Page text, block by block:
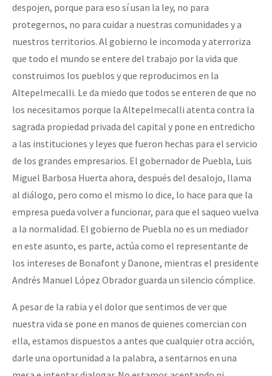
despojen, porque para eso sí usan la ley, no para
protegernos, no para cuidar a nuestras comunidades y a
nuestros territorios. Al gobierno le incomoda y aterroriza
que todo el mundo se entere del trabajo por la vida que
construimos los pueblos y que reproducimos en la
Altepelmecalli. Le da miedo que todos se enteren de que no
los necesitamos porque la Altepelmecalli atenta contra la
sagrada propiedad privada del capital y pone en entredicho
a las instituciones y leyes que fueron hechas para el servicio
de los grandes empresarios. El gobernador de Puebla, Luis
Miguel Barbosa Huerta ahora, después del desalojo, llama
al diálogo, pero como el mismo lo dice, lo hace para que la
empresa pueda volver a funcionar, para que el saqueo vuelva
a la normalidad. El gobierno de Puebla no es un mediador
en este asunto, es parte, actúa como el representante de
los intereses de Bonafont y Danone, mientras el presidente
Andrés Manuel López Obrador guarda un silencio cómplice.
A pesar de la rabia y el dolor que sentimos de ver que
nuestra vida se pone en manos de quienes comercian con
ella, estamos dispuestos a antes que cualquier otra acción,
darle una oportunidad a la palabra, a sentarnos en una